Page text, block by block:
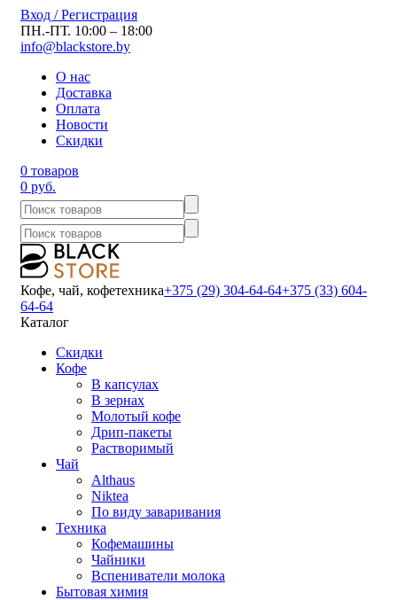
Вход / Регистрация
ПН.-ПТ. 10:00 – 18:00
info@blackstore.by
О нас
Доставка
Оплата
Новости
Скидки
0 товаров
0 руб.
Кофе, чай, кофетехника+375 (29) 304-64-64+375 (33) 604-
64-64
Каталог
Скидки
Кофе
В капсулах
В зернах
Молотый кофе
Дрип-пакеты
Растворимый
Чай
Althaus
Niktea
По виду заваривания
Техника
Кофемашины
Чайники
Вспениватели молока
Бытовая химия